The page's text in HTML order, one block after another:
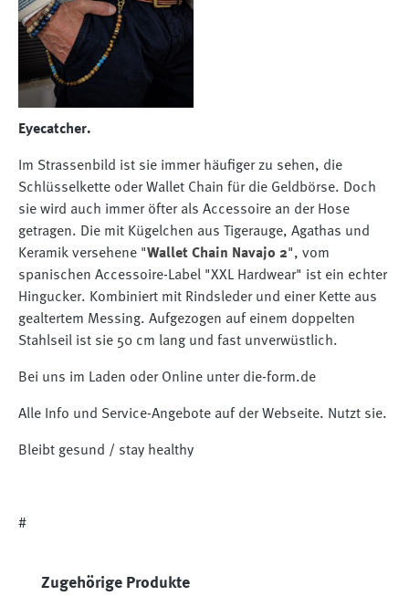
Eyecatcher.
Im Strassenbild ist sie immer häufiger zu sehen, die
Schlüsselkette oder Wallet Chain für die Geldbörse. Doch
sie wird auch immer öfter als Accessoire an der Hose
getragen. Die mit Kügelchen aus Tigerauge, Agathas und
Keramik versehene "Wallet Chain Navajo 2", vom
spanischen Accessoire-Label "XXL Hardwear" ist ein echter
Hingucker. Kombiniert mit Rindsleder und einer Kette aus
gealtertem Messing. Aufgezogen auf einem doppelten
Stahlseil ist sie 50 cm lang und fast unverwüstlich.
Bei uns im Laden oder Online unter die-form.de
Alle Info und Service-Angebote auf der Webseite. Nutzt sie.
Bleibt gesund / stay healthy
#
Produktgalerie überspringen
Zugehörige Produkte